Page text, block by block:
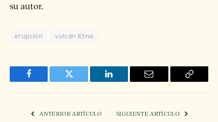
su autor.
erupción volcán Etna
Facebook Twitter LinkedIn
Correo
Copiar
ANTERIOR ARTÍCULO SIGUIENTE ARTÍCULO